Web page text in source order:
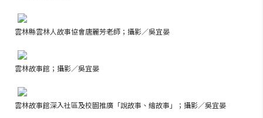
雲林縣雲林人故事協會唐麗芳老師；攝影／吳宜晏
雲林故事館；攝影／吳宜晏
雲林故事館深入社區及校園推廣「說故事、繪故事」；攝影／吳宜晏